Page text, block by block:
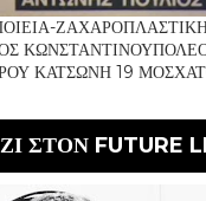
ΚΑΤΣΩΝΗ 19
ΣΤΟΝ FUTURE